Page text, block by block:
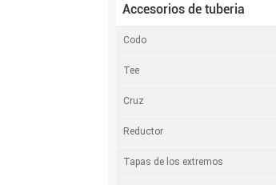
Accesorios de tuberia
Codo
Tee
Cruz
Reductor
Tapas de los extremos